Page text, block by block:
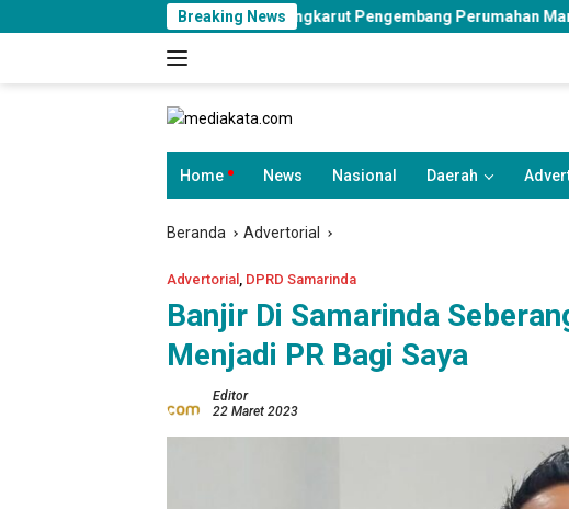
ke
Breaking News
Sengkarut Pengembang Perumahan Manipulasi Fasum, Komisi
Home News Nasional Daerah
Beranda Advertorial
Advertorial , DPRD Samarinda
Banjir Di Samarinda
Menjadi PR Bagi Saya
Editor
22 Maret 2023